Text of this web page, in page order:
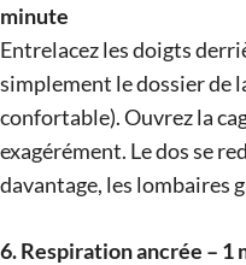
minute
Entrelacez les doigts
simplement le dossier de
confortable). Ouvrez la
exagérément. Le dos se
davantage, les lombaires
6. Respiration ancrée – 1